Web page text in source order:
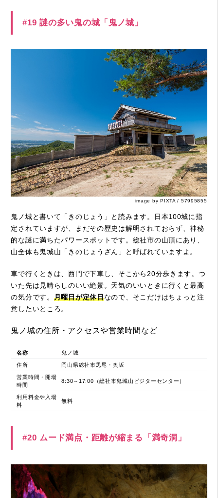
#19 謎の多い鬼の城「鬼ノ城」
image by PIXTA / 57995855
鬼ノ城と書いて「きのじょう」と読みます。日本100城に指
定されていますが、まだその歴史は解明されておらず、神秘
的な謎に満ちたパワースポットです。総社市の山頂にあり、
山全体も鬼城山「きのじょうざん」と呼ばれていますよ。
車で行くときは、西門で下車し、そこから20分歩きます。つ
いた先は見晴らしのいい絶景。天気のいいときに行くと最高
の気分です。 月曜日が定休日なので、そこだけはちょっと注
意したいところ。
鬼ノ城の住所・アクセスや営業時間など
名称 鬼ノ城
住所 岡山県総社市黒尾・奥坂
営業時間・開場
時間
8:30～17:00（総社市鬼城山ビジターセンター）
利用料金や入場
料
無料
#20 ムード満点・距離が縮まる「満奇洞」